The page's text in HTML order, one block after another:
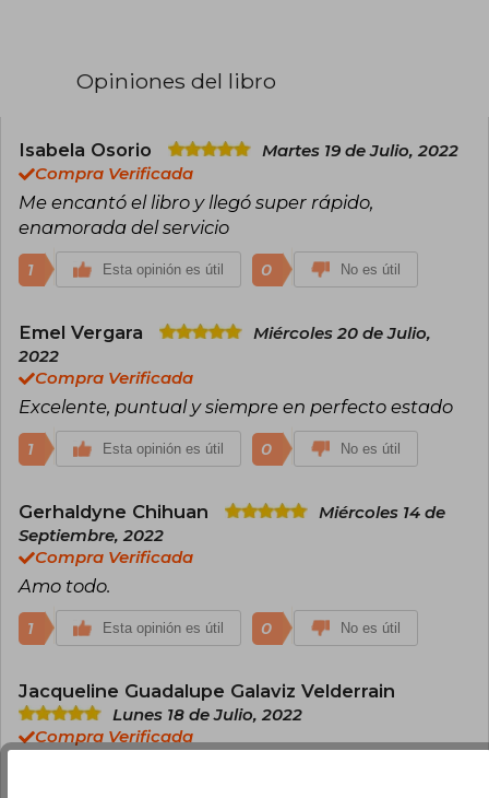
principio, como un pasatiempo, sin saber que el
más de 18 millones de lecturas y será publicada
en físico, así como otros de sus trabajos.
Opiniones del libro
Isabela Osorio
Martes 19 de Julio, 2022
Compra Verificada
Me encantó el libro y llegó super rápido,
enamorada del servicio
1 Esta opinión es útil 0 No es útil
Emel Vergara
Miércoles 20 de Julio,
2022
Compra Verificada
Excelente, puntual y siempre en perfecto estado
1 Esta opinión es útil 0 No es útil
Gerhaldyne Chihuan
Miércoles 14 de
Septiembre, 2022
Compra Verificada
Amo todo.
1 Esta opinión es útil 0 No es útil
Jacqueline Guadalupe Galaviz Velderrain
Lunes 18 de Julio, 2022
Compra Verificada